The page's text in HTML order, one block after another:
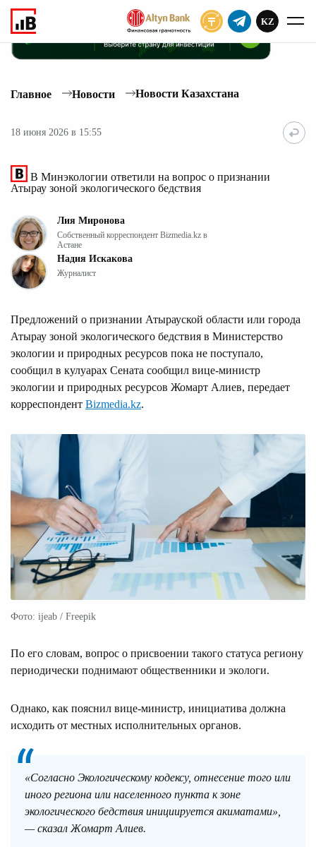
KZ
Главное Новости Новости Казахстана
18 июня 2026 в 15:55
В Минэкологии ответили на вопрос о признании
Атырау зоной экологического бедствия
Лия Миронова
Собственный корреспондент Bizmedia.kz в
Астане
Надия Искакова
Журналист
Предложений о признании Атырауской области или города
Атырау зоной экологического бедствия в Министерство
экологии и природных ресурсов пока не поступало,
сообщил в кулуарах Сената сообщил вице-министр
экологии и природных ресурсов Жомарт Алиев, передает
корреспондент Bizmedia.kz.
Фото: ijeab / Freepik
По его словам, вопрос о присвоении такого статуса региону
периодически поднимают общественники и экологи.
Однако, как пояснил вице-министр, инициатива должна
исходить от местных исполнительных органов.
«Согласно Экологическому кодексу, отнесение того или
иного региона или населенного пункта к зоне
экологического бедствия инициируется акиматами»,
— сказал Жомарт Алиев.